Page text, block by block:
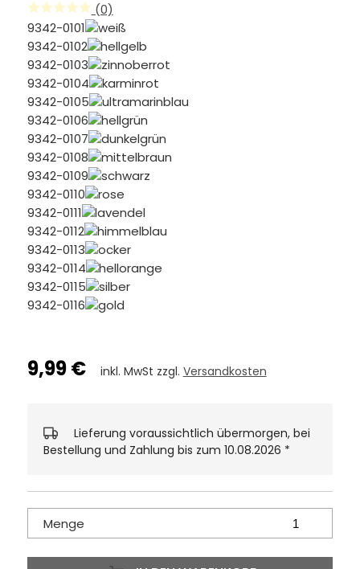
(0)
9342-0101
weiß
9342-0102
hellgelb
9342-0103
zinnoberrot
9342-0104
karminrot
9342-0105
ultramarinblau
9342-0106
hellgrün
9342-0107
dunkelgrün
9342-0108
mittelbraun
9342-0109
schwarz
9342-0110
rose
9342-0111
lavendel
9342-0112
himmelblau
9342-0113
ocker
9342-0114
hellorange
9342-0115
silber
9342-0116
gold
9,99 € inkl. MwSt zzgl. Versandkosten
Lieferung voraussichtlich übermorgen, bei
Bestellung und Zahlung bis zum 10.08.2026 *
Menge